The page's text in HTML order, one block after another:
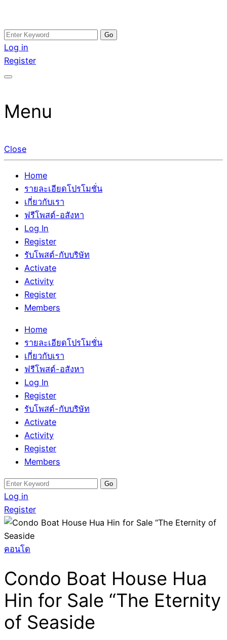
Skip
to
content
อสังหาโพสต์ รีวิวเยอะ รับจ้างโพสต์ขายบ้าน รับจ้างโพสต์อสัง
หา แตกต่างอย่างตั้งใจ รับรองผล อันดับ1 การโพสต์ขายอสังหา
กับทีมงานบริษัท บ้าน ที่ดิน คอนโด ติดGoogleหน้าแรกได้จริงๆ
รับจ้างโพสอสังหา ขายบ้าน อสังหาโพสต์ เชื่อถือได้จริง รับ
โพสต์ ที่ดิน กับทีมงานบริษัท ถูกและดีที่สุด ไม่มีค่านายหน้า
ขายได้จริงๆ ช่วยสร้างโอกาสในการขายได้มากกว่า ที่เดียว ที่
Search
for:
Log in
Register
Menu
Close
Home
รายละเอียดโปรโมชั่น
เกี่ยวกับเรา
ฟรีโพสต์-อสังหา
Log In
Register
รับโพสต์-กับบริษัท
Activate
Activity
Register
Members
Home
รายละเอียดโปรโมชั่น
เกี่ยวกับเรา
ฟรีโพสต์-อสังหา
Log In
Register
รับโพสต์-กับบริษัท
Activate
Activity
Register
Members
Search
for:
Log in
Register
คอนโด
Condo Boat House Hua
Hin for Sale “The Eternity
of Seaside